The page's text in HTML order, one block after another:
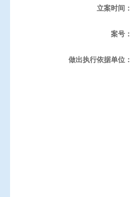
立案时间：
案号：
做出执行依据单位：